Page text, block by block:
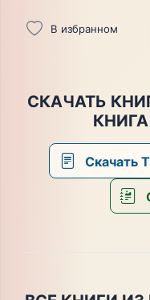
В избранном
СКАЧАТЬ
Скачать